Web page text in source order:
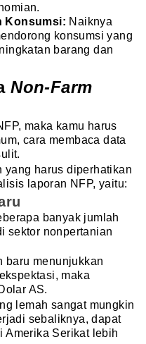
Konsumsi: Naiknya
konsumsi yang
barang dan
Non-Farm
maka kamu harus
cara membaca data
yang harus diperhatikan
laporan NFP, yaitu:
banyak jumlah
sektor nonpertanian
baru menunjukkan
maka
AS.
lemah sangat mungkin
sebaliknya, dapat
Amerika Serikat lebih